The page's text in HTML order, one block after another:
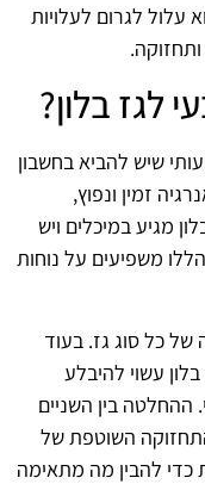
עלול לגרום לעלויות
ותחזוקה.
לגז בלון?
שיש להביא בחשבון
זמין ונפוץ,
מגיע במיכלים ויש
משפיעים על נוחות
כל סוג גז. בעוד
עשוי להיבלע
ההחלטה בין השניים
השוטפת של
כדי להבין מה מתאימה